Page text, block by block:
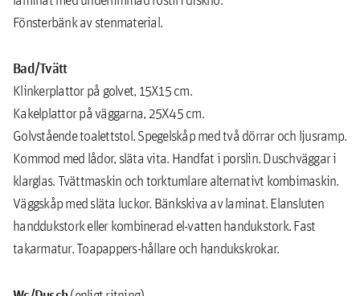
Fönsterbänk av stenmaterial.
Bad/Tvätt
Klinkerplattor på golvet, 15X15 cm.
Kakelplattor på väggarna, 25X45 cm.
Golvstående toalettstol. Spegelskåp med två dörrar och ljusramp.
Kommod med lådor, släta vita. Handfat i porslin. Duschväggar i
klarglas. Tvättmaskin och torktumlare alternativt kombimaskin.
Väggskåp med släta luckor. Bänkskiva av laminat. Elansluten
handdukstork eller kombinerad el-vatten handukstork. Fast
takarmatur. Toapappers-hållare och handukskrokar.